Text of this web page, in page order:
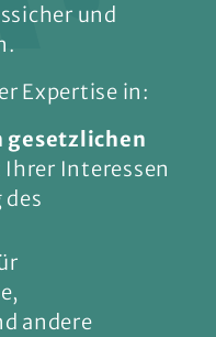
und
Expertise in:
gesetzlichen
Interessen
andere